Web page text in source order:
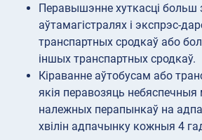
Перавышэнне хуткасці больш
аўтамагістралях і экспрэс-
транспартных сродкаў або
іншых транспартных сродкаў.
Кіраванне аўтобусам або
якія перавозяць
належных перапынкаў на
хвілін адпачынку кожныя 4